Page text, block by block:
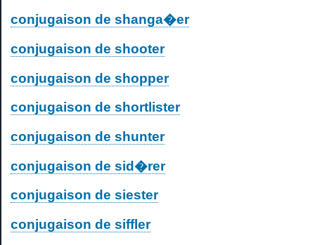
conjugaison de shanga�er
conjugaison de shooter
conjugaison de shopper
conjugaison de shortlister
conjugaison de shunter
conjugaison de sid�rer
conjugaison de siester
conjugaison de siffler